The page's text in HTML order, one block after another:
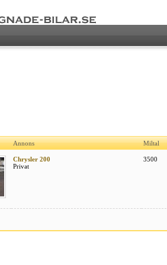
Annons Miltal
Chrysler 200
Privat
3500